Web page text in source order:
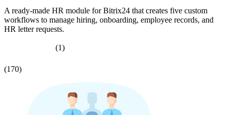
A ready-made HR module for Bitrix24 that creates five custom
workflows to manage hiring, onboarding, employee records, and
HR letter requests.
(1)
(170)